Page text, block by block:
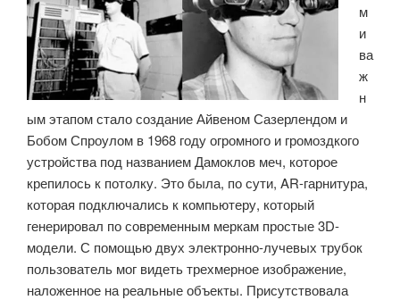
м
и
ва
ж
н
ым этапом стало создание Айвеном Сазерлендом и
Бобом Спроулом в 1968 году огромного и громоздкого
устройства под названием Дамоклов меч, которое
крепилось к потолку. Это была, по сути, AR-гарнитура,
которая подключались к компьютеру, который
генерировал по современным меркам простые 3D-
модели. С помощью двух электронно-лучевых трубок
пользователь мог видеть трехмерное изображение,
наложенное на реальные объекты. Присутствовала